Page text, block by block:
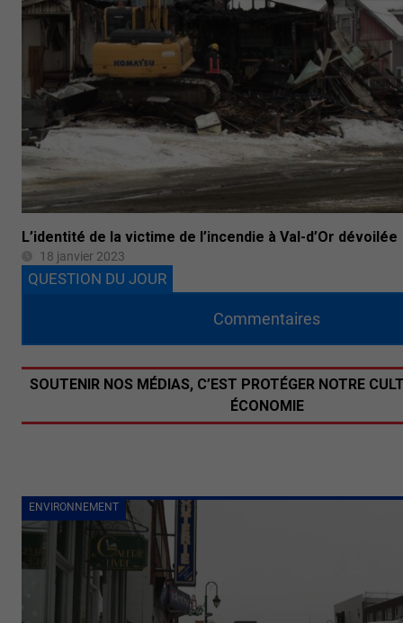
L’identité de la victime de l’incendie à Val-d’Or dévoilée
18 janvier 2023
ENVIRONNEMENT
QUESTION DU JOUR
Commentaires
SOUTENIR NOS MÉDIAS, C’EST PROTÉGER NOTRE
ÉCONOMIE